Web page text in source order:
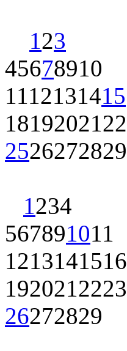
123
45678910
1112131415
1819202122
2526272829
1234
567891011
1213141516
1920212223
26272829